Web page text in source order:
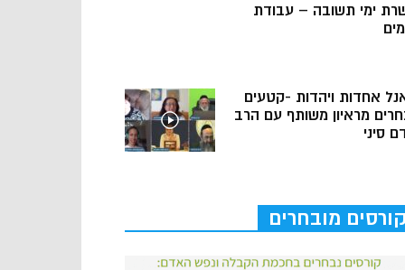
ימי תשובה – עבודת
אחדות ויהדות -קטעים
מראיון משותף עם הרב
סיני
קורסים מובחרים